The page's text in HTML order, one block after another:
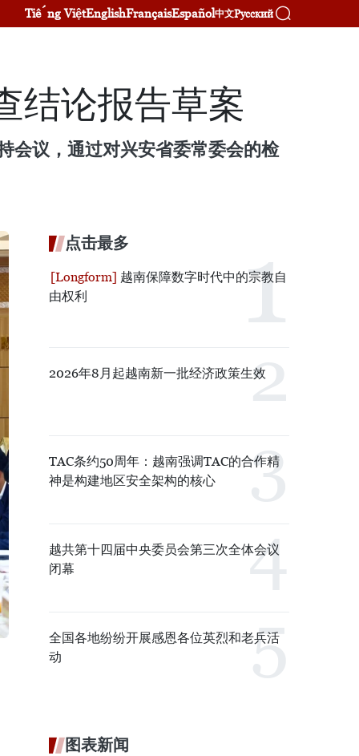
Tiếng ViệtEnglishFrançaisEspañol中文Русский
结论报告草案
会议，通过对兴安省委常委会的检
点击最多
越南保障数字时代中的宗教自
由权利
2026年8月起越南新一批经济政策生效
TAC条约50周年：越南强调TAC的合作精
神是构建地区安全架构的核心
越共第十四届中央委员会第三次全体会议
闭幕
全国各地纷纷开展感恩各位英烈和老兵活
动
图表新闻